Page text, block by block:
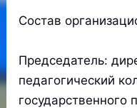
Состав
Председатель:
педагогический
государственного